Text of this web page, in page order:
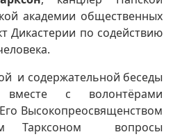
академии общественных
Дикастерии по содействию
и содержательной беседы
с волонтёрами
Высокопреосвященством
Тарксоном вопросы